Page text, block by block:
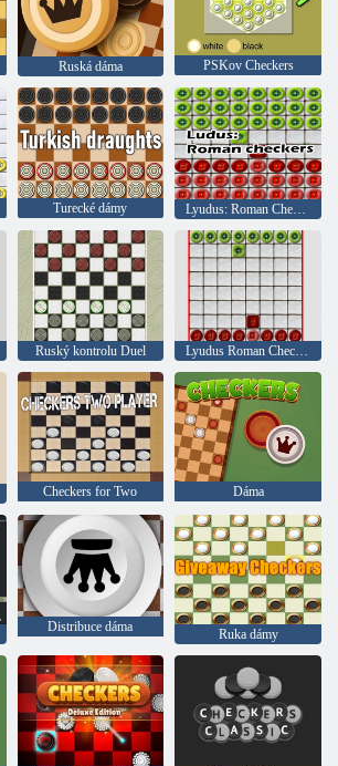
Ruská dáma PSKov Checkers
Turecké dámy Lyudus: Roman Checkers
Ruský kontrolu Duel
Checkers for Two Dáma
Distribuce dáma Ruka dámy